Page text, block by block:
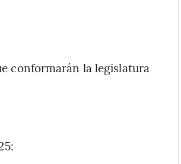
conformarán la legislatura